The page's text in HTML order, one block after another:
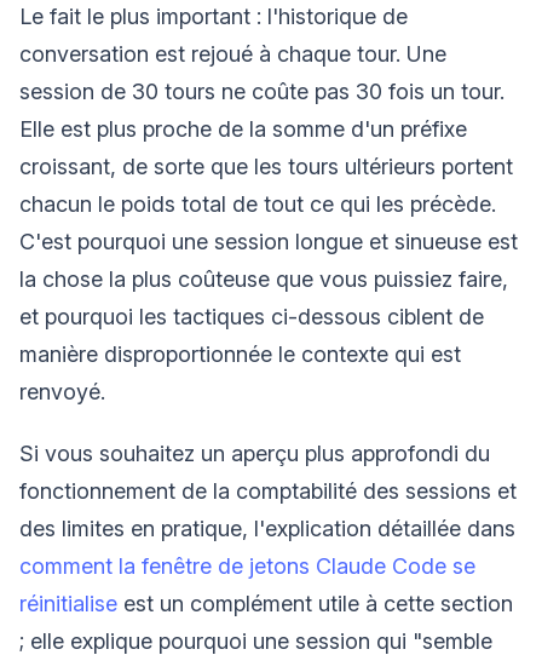
Le fait le plus important : l'historique de
conversation est rejoué à chaque tour. Une
session de 30 tours ne coûte pas 30 fois un tour.
Elle est plus proche de la somme d'un préfixe
croissant, de sorte que les tours ultérieurs portent
chacun le poids total de tout ce qui les précède.
C'est pourquoi une session longue et sinueuse est
la chose la plus coûteuse que vous puissiez faire,
et pourquoi les tactiques ci-dessous ciblent de
manière disproportionnée le contexte qui est
renvoyé.
Si vous souhaitez un aperçu plus approfondi du
fonctionnement de la comptabilité des sessions et
des limites en pratique, l'explication détaillée dans
comment la fenêtre de jetons Claude Code se
réinitialise est un complément utile à cette section
; elle explique pourquoi une session qui "semble